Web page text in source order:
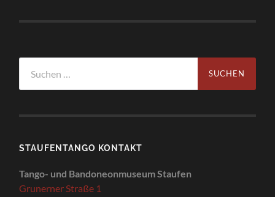
nach:
STAUFENTANGO KONTAKT
Tango- und Bandoneonmuseum Staufen
Grunerner Straße 1